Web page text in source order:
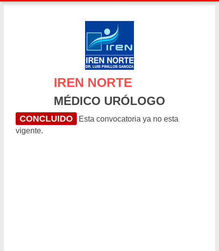
IREN NORTE
MÉDICO URÓLOGO
CONCLUIDO
Esta convocatoria ya no esta
vigente.